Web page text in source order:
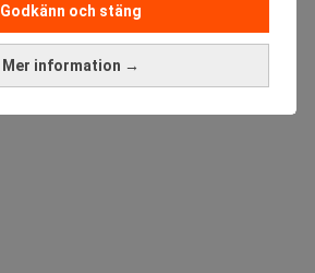
Mer information →
Godkänn och stäng